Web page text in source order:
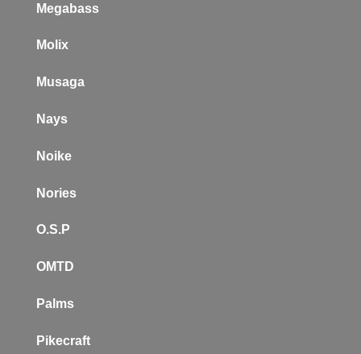
Megabass
Molix
Musaga
Nays
Noike
Nories
O.S.P
OMTD
Palms
Pikecraft